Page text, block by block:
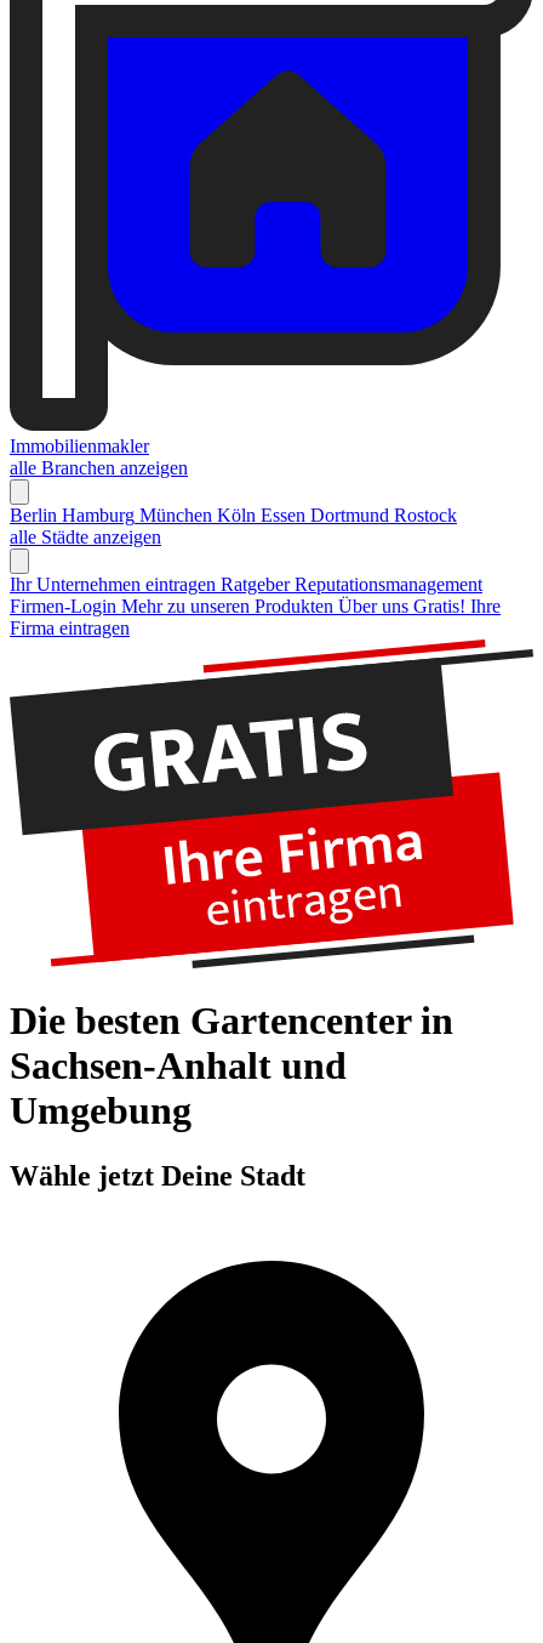
Immobilienmakler
alle Branchen anzeigen
Berlin Hamburg München Köln Essen Dortmund Rostock
alle Städte anzeigen
Ihr Unternehmen eintragen Ratgeber Reputationsmanagement
Firmen-Login Mehr zu unseren Produkten Über uns Gratis! Ihre
Firma eintragen
Die besten Gartencenter in
Sachsen-Anhalt und
Umgebung
Wähle jetzt Deine Stadt